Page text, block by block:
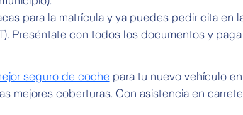
para la matrícula y ya puedes pedir cita en
Preséntate con todos los documentos y
seguro de coche para tu nuevo vehículo
mejores coberturas. Con asistencia en